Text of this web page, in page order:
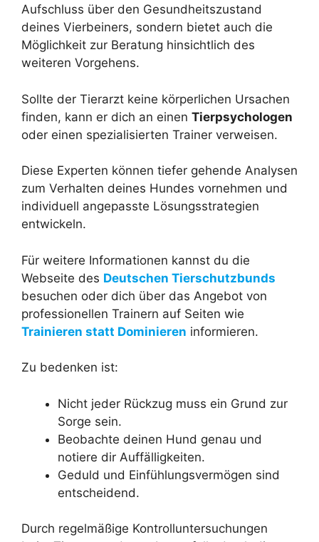
Aufschluss über den Gesundheitszustand
deines Vierbeiners, sondern bietet auch die
Möglichkeit zur Beratung hinsichtlich des
weiteren Vorgehens.
Sollte der Tierarzt keine körperlichen Ursachen
finden, kann er dich an einen Tierpsychologen
oder einen spezialisierten Trainer verweisen.
Diese Experten können tiefer gehende Analysen
zum Verhalten deines Hundes vornehmen und
individuell angepasste Lösungsstrategien
entwickeln.
Für weitere Informationen kannst du die
Webseite des Deutschen Tierschutzbunds
besuchen oder dich über das Angebot von
professionellen Trainern auf Seiten wie
Trainieren statt Dominieren informieren.
Zu bedenken ist:
Nicht jeder Rückzug muss ein Grund zur
Sorge sein.
Beobachte deinen Hund genau und
notiere dir Auffälligkeiten.
Geduld und Einfühlungsvermögen sind
entscheidend.
Durch regelmäßige Kontrolluntersuchungen